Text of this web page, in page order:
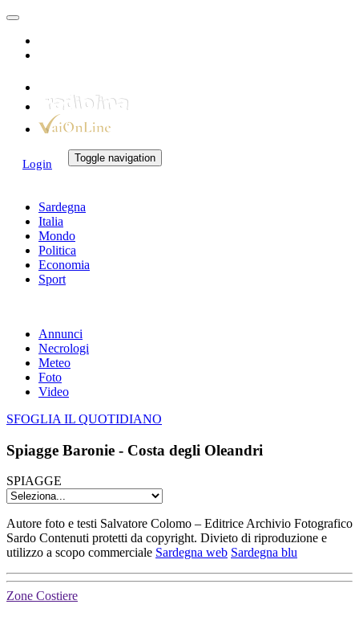
Login Toggle navigation
Sardegna
Italia
Mondo
Politica
Economia
Sport
Annunci
Necrologi
Meteo
Foto
Video
SFOGLIA IL QUOTIDIANO
Spiagge Baronie - Costa degli Oleandri
SPIAGGE
Autore foto e testi Salvatore Colomo – Editrice Archivio Fotografico
Sardo Contenuti protetti da copyright. Divieto di riproduzione e
utilizzo a scopo commerciale Sardegna web Sardegna blu
Zone Costiere